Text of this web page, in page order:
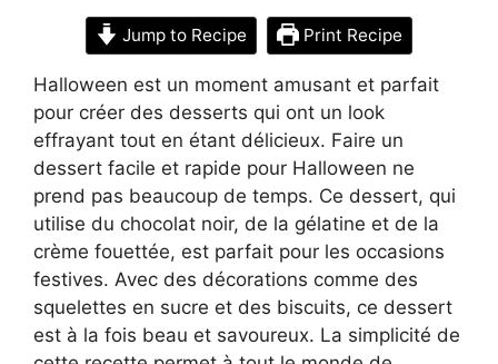
Jump to Recipe Print Recipe
Halloween est un moment amusant et parfait
pour créer des desserts qui ont un look
effrayant tout en étant délicieux. Faire un
dessert facile et rapide pour Halloween ne
prend pas beaucoup de temps. Ce dessert, qui
utilise du chocolat noir, de la gélatine et de la
crème fouettée, est parfait pour les occasions
festives. Avec des décorations comme des
squelettes en sucre et des biscuits, ce dessert
est à la fois beau et savoureux. La simplicité de